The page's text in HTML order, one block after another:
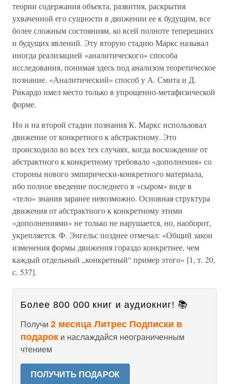
теории содержания объекта, развития, раскрытия
ухваченной его сущности в движении ее к будущим, все
более сложным состояниям, ко всей полноте теперешних
и будущих явлений. Эту вторую стадию Маркс называл
иногда реализацией «аналитического» способа
исследования, понимая здесь под анализом теоретическое
познание. «Аналитический» способ у А. Смита и Д.
Рикардо имел место только в упрощенно-метафизической
форме.
Но и на второй стадии познания К. Маркс использовал
движение от конкретного к абстрактному. Это
происходило во всех тех случаях, когда восхождение от
абстрактного к конкретному требовало «дополнения» со
стороны нового эмпирически-конкретного материала,
ибо полное введение последнего в «сыром» виде в
«тело» знания заранее невозможно. Основная структура
движения от абстрактного к конкретному этими
«дополнениями» не только не нарушается, но, наоборот,
укрепляется. Ф. Энгельс позднее отмечал: «Общий закон
изменения формы движения гораздо конкретнее, чем
каждый отдельный „конкретный“ пример этого» [1, т. 20,
с. 537].
Более 800 000 книг и аудиокниг! 📚
Получи 2 месяца Литрес Подписки в
подарок и наслаждайся неограниченным
чтением
ПОЛУЧИТЬ ПОДАРОК